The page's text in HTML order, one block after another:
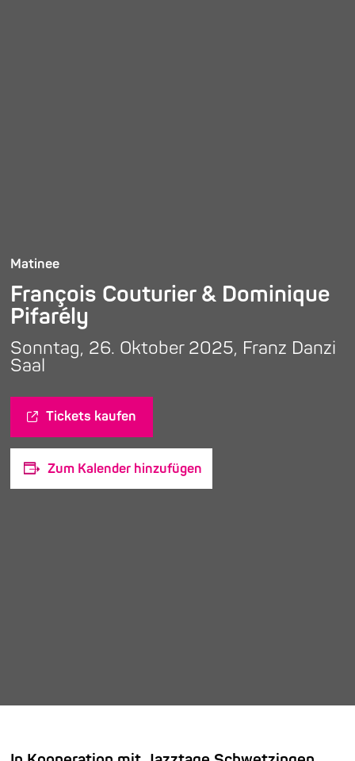
Matinee
François Couturier & Dominique
Pifarély
Sonntag, 26. Oktober 2025, Franz Danzi
Saal
Tickets kaufen
Zum Kalender hinzufügen